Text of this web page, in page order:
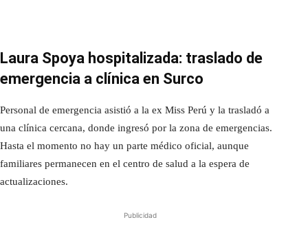
Laura Spoya hospitalizada: traslado de
emergencia a clínica en Surco
Personal de emergencia asistió a la ex Miss Perú y la trasladó a
una clínica cercana, donde ingresó por la zona de emergencias.
Hasta el momento no hay un parte médico oficial, aunque
familiares permanecen en el centro de salud a la espera de
actualizaciones.
Publicidad